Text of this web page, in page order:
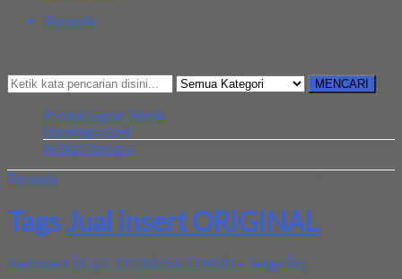
Beranda
MENCARI
Produk Lapak Teknik
Uncategorized
Artikel Terbaru
Beranda
TagsJual insert ORIGINAL
Jual Insert DCGT 11T302 SA TT9020 – TaeguTec